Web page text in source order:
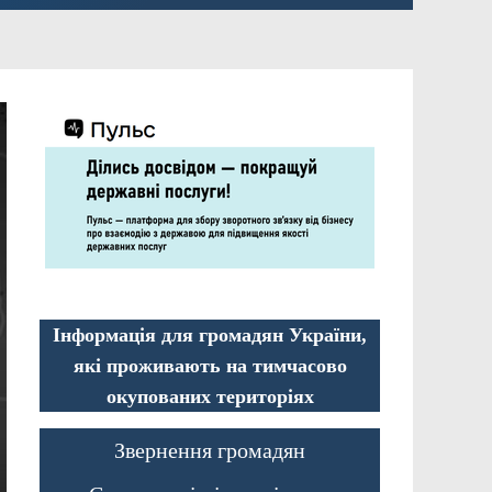
Інформація для громадян України,
які проживають на тимчасово
окупованих територіях
Звернення громадян